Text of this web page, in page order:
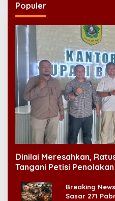
Populer
Dinilai Meresahkan,
Tangani Petisi
Breaking
Sasar 271